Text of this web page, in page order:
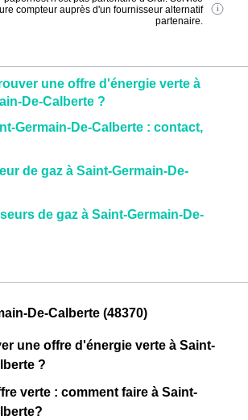
compteur auprès d'un fournisseur alternatif
partenaire.
une offre d'énergie verte à
De-Calberte ?
Germain-De-Calberte : contact,
de gaz à Saint-Germain-De-
de gaz à Saint-Germain-De-
De-Calberte (48370)
une offre d'énergie verte à Saint-
?
verte : comment faire à Saint-